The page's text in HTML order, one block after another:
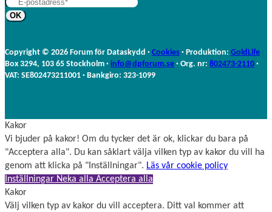
a
m
n
Copyright © 2026 Forum för Dataskydd · Cookies · Produktion: GoldLife
Box 3294, 103 65 Stockholm · info@dpforum.se · Org. nr: 802473-2110 ·
VAT: SE802473211001 · Bankgiro: 323-1099
Kakor
Vi bjuder på kakor! Om du tycker det är ok, klickar du bara på
"Acceptera alla". Du kan såklart välja vilken typ av kakor du vill ha
genom att klicka på "Inställningar". Läs vår cookie policy
Inställningar Neka alla Acceptera alla
Kakor
Välj vilken typ av kakor du vill acceptera. Ditt val kommer att